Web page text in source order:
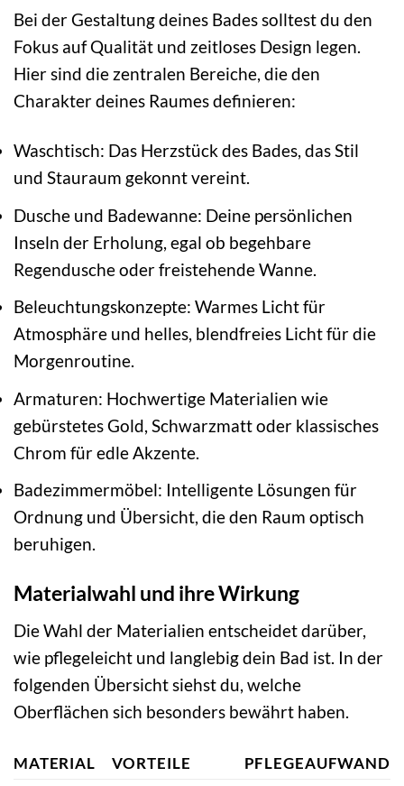
Bei der Gestaltung deines Bades solltest du den
Fokus auf Qualität und zeitloses Design legen.
Hier sind die zentralen Bereiche, die den
Charakter deines Raumes definieren:
Waschtisch: Das Herzstück des Bades, das Stil
und Stauraum gekonnt vereint.
Dusche und Badewanne: Deine persönlichen
Inseln der Erholung, egal ob begehbare
Regendusche oder freistehende Wanne.
Beleuchtungskonzepte: Warmes Licht für
Atmosphäre und helles, blendfreies Licht für die
Morgenroutine.
Armaturen: Hochwertige Materialien wie
gebürstetes Gold, Schwarzmatt oder klassisches
Chrom für edle Akzente.
Badezimmermöbel: Intelligente Lösungen für
Ordnung und Übersicht, die den Raum optisch
beruhigen.
Materialwahl und ihre Wirkung
Die Wahl der Materialien entscheidet darüber,
wie pflegeleicht und langlebig dein Bad ist. In der
folgenden Übersicht siehst du, welche
Oberflächen sich besonders bewährt haben.
MATERIAL VORTEILE PFLEGEAUFWAND